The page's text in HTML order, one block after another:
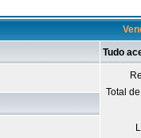
Tudo
Total